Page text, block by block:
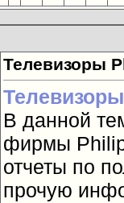
Телевизоры
В данной
фирмы
отчеты по
прочую